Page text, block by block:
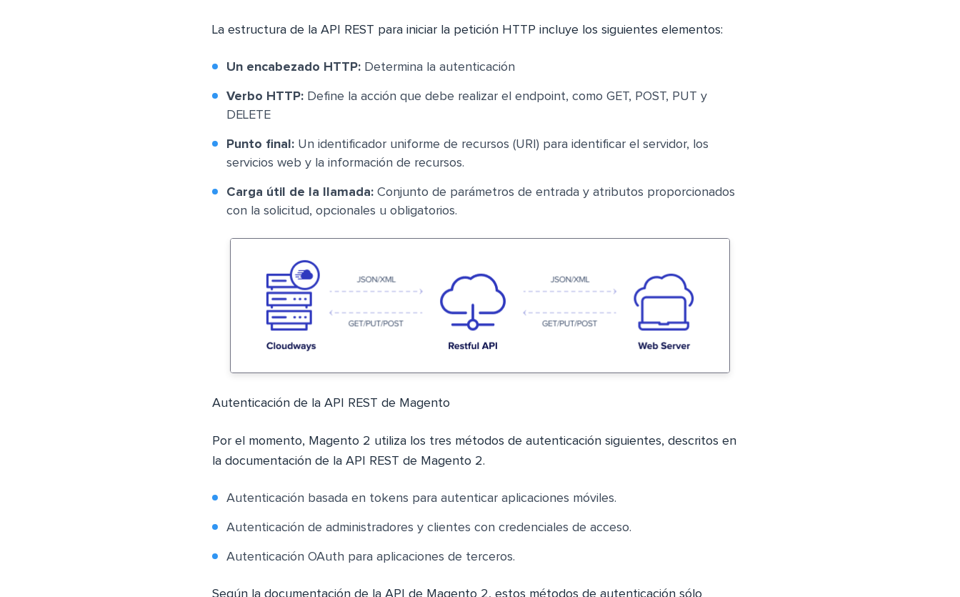
La estructura de la API REST para iniciar la petición HTTP incluye los siguientes elementos:
Un encabezado HTTP: Determina la autenticación
Verbo HTTP: Define la acción que debe realizar el endpoint, como GET, POST, PUT y
DELETE
Punto final: Un identificador uniforme de recursos (URI) para identificar el servidor, los
servicios web y la información de recursos.
Carga útil de la llamada: Conjunto de parámetros de entrada y atributos proporcionados
con la solicitud, opcionales u obligatorios.
Autenticación de la API REST de Magento
Por el momento, Magento 2 utiliza los tres métodos de autenticación siguientes, descritos en
la documentación de la API REST de Magento 2.
Autenticación basada en tokens para autenticar aplicaciones móviles.
Autenticación de administradores y clientes con credenciales de acceso.
Autenticación OAuth para aplicaciones de terceros.